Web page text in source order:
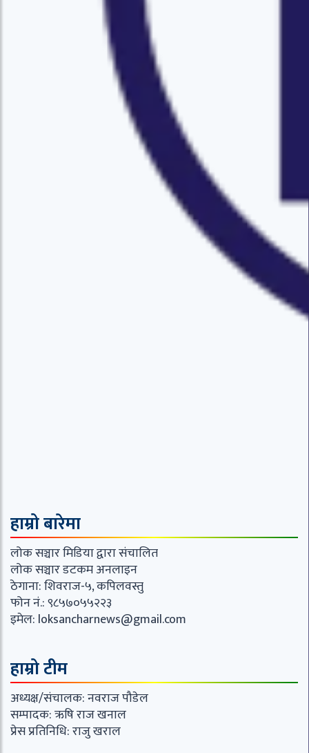
हाम्रो बारेमा
लोक सञ्चार मिडिया द्वारा संचालित
लोक सञ्चार डटकम अनलाइन
ठेगाना: शिवराज-५, कपिलवस्तु
फोन नं.: ९८५७०५५२२३
इमेल: loksancharnews@gmail.com
हाम्रो टीम
अध्यक्ष/संचालक: नवराज पौडेल
सम्पादक: ऋषि राज खनाल
प्रेस प्रतिनिधि: राजु खराल